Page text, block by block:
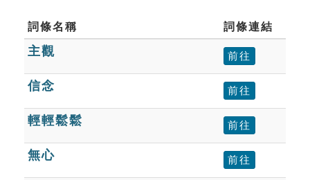
單字索引
生命大百科索引
遊戲專區
教學應用
貓頭鷹博士
詞條名稱 詞條連結
主觀 前往
信念 前往
輕輕鬆鬆 前往
無心 前往